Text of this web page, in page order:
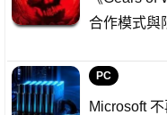
合作模式與
PC
Microsoft